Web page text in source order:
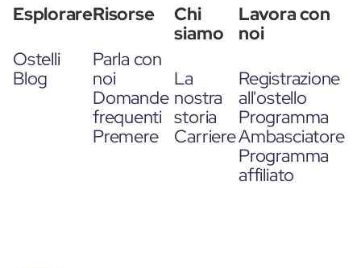
Esplorare
Ostelli
Blog
Risorse
Parla con
noi
Domande
frequenti
Premere
Chi
siamo
La
nostra
storia
Carriere
Lavora con
noi
Registrazione
all'ostello
Programma
Ambasciatore
Programma
affiliato